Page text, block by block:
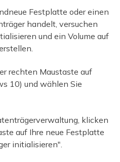
Festplatte oder einen
handelt, versuchen
und ein Volume auf
rechten Maustaste auf
10) und wählen Sie
klicken
auf Ihre neue Festplatte
initialisieren".